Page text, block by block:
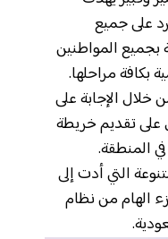
على جميع
بجميع المواطنين
بكافة مراحلها.
الإجابة على
على تقديم خريطة
المنطقة.
التي أدت إلى
الهام من نظام